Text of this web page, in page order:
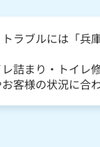
ラブルには「兵
詰まり・トイレ
客様の状況に合